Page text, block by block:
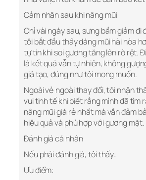
Cảm nhận sau khi nâng mũi
Chỉ vài ngày sau, sưng bầm giảm đi
tôi bắt đầu thấy dáng mũi hài hòa
tự tin khi soi gương tăng lên rõ rệt.
là kết quả vẫn tự nhiên, không
giả tạo, đúng như tôi mong muốn.
Ngoài vẻ ngoài thay đổi, tôi nhận
vui tinh tế khi biết rằng mình đã tìm
nâng mũi giá rẻ nhất mà vẫn đảm
hiệu quả và phù hợp với gương mặt.
Đánh giá cá nhân
Nếu phải đánh giá, tôi thấy:
Ưu điểm: